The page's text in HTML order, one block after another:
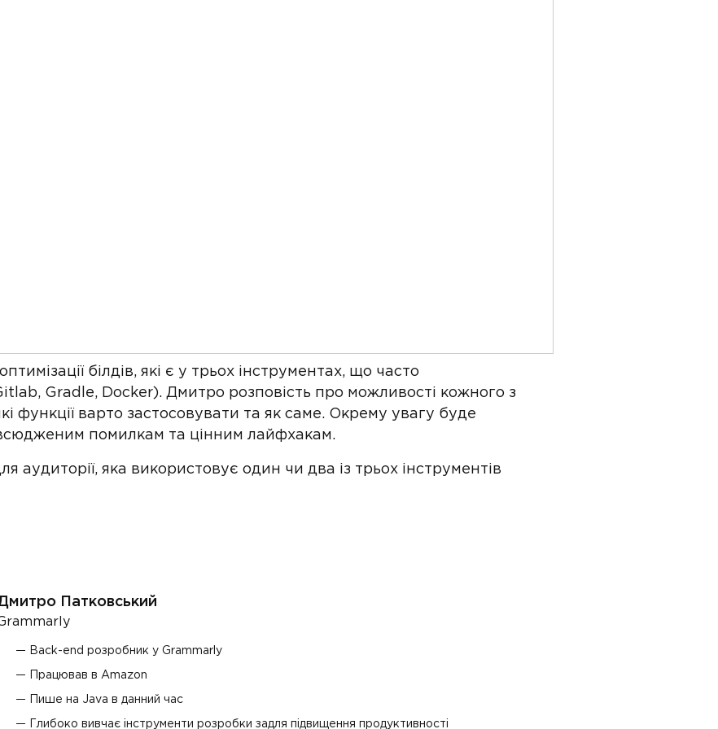
білдів, які є у трьох інструментах, що часто
Gradle, Docker). Дмитро розповість про можливості кожного з
функції варто застосовувати та як саме. Окрему увагу буде
помилкам та цінним лайфхакам.
аудиторії, яка використовує один чи два із трьох інструментів
Патковський
Back-end розробник у Grammarly
Працював в Amazon
Пише на Java в данний час
Глибоко вивчає інструменти розробки задля підвищення продуктивності